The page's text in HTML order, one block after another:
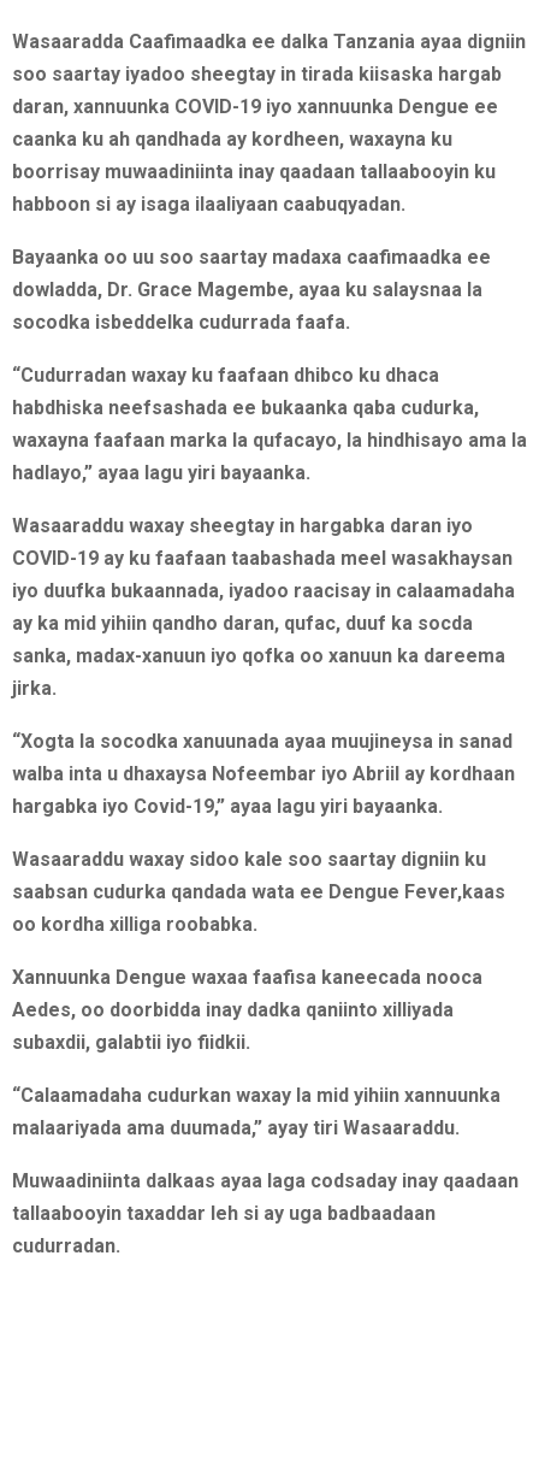
Wasaaradda Caafimaadka ee dalka Tanzania ayaa digniin
soo saartay iyadoo sheegtay in tirada kiisaska hargab
daran, xannuunka COVID-19 iyo xannuunka Dengue ee
caanka ku ah qandhada ay kordheen, waxayna ku
boorrisay muwaadiniinta inay qaadaan tallaabooyin ku
habboon si ay isaga ilaaliyaan caabuqyadan.
Bayaanka oo uu soo saartay madaxa caafimaadka ee
dowladda, Dr. Grace Magembe, ayaa ku salaysnaa la
socodka isbeddelka cudurrada faafa.
“Cudurradan waxay ku faafaan dhibco ku dhaca
habdhiska neefsashada ee bukaanka qaba cudurka,
waxayna faafaan marka la qufacayo, la hindhisayo ama la
hadlayo,” ayaa lagu yiri bayaanka.
Wasaaraddu waxay sheegtay in hargabka daran iyo
COVID-19 ay ku faafaan taabashada meel wasakhaysan
iyo duufka bukaannada, iyadoo raacisay in calaamadaha
ay ka mid yihiin qandho daran, qufac, duuf ka socda
sanka, madax-xanuun iyo qofka oo xanuun ka dareema
jirka.
“Xogta la socodka xanuunada ayaa muujineysa in sanad
walba inta u dhaxaysa Nofeembar iyo Abriil ay kordhaan
hargabka iyo Covid-19,” ayaa lagu yiri bayaanka.
Wasaaraddu waxay sidoo kale soo saartay digniin ku
saabsan cudurka qandada wata ee Dengue Fever,kaas
oo kordha xilliga roobabka.
Xannuunka Dengue waxaa faafisa kaneecada nooca
Aedes, oo doorbidda inay dadka qaniinto xilliyada
subaxdii, galabtii iyo fiidkii.
“Calaamadaha cudurkan waxay la mid yihiin xannuunka
malaariyada ama duumada,” ayay tiri Wasaaraddu.
Muwaadiniinta dalkaas ayaa laga codsaday inay qaadaan
tallaabooyin taxaddar leh si ay uga badbaadaan
cudurradan.